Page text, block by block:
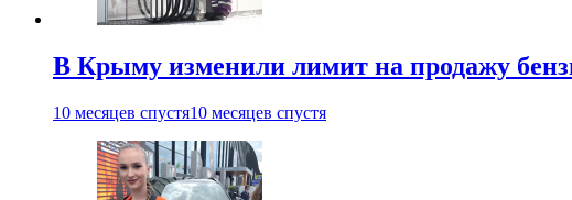
В Крыму изменили лимит на продажу
10 месяцев спустя10 месяцев спустя